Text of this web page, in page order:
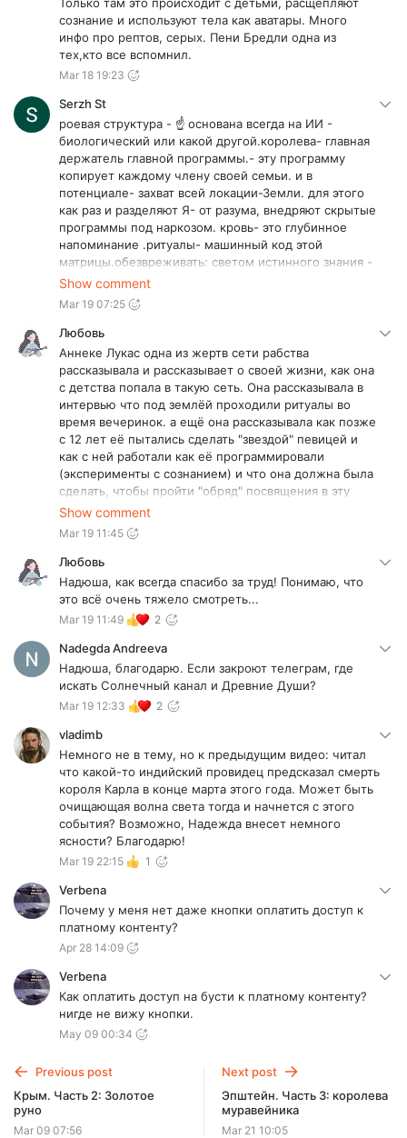
сознание и используют тела как аватары. Много
инфо про рептов, серых. Пени Бредли одна из
тех,кто все вспомнил.
Mar 18 19:23
Serzh St
роевая структура - ☝️ основана всегда на ИИ -
биологический или какой другой.королева- главная
держатель главной программы.- эту программу
копирует каждому члену своей семьи. и в
потенциале- захват всей локации-Земли. для этого
как раз и разделяют Я- от разума, внедряют скрытые
программы под наркозом. кровь- это глубинное
напоминание .ритуалы- машинный код этой
матрицы.обезвреживать: светом истинного знания -
всего этого и всех механизмов распространения, а
так же удалением программ из заражённых.
распространение знания среди людей, чтоб не
попадали в ловчие сети. па самую основную
прошивку, программу в виде носителя этой
структуры нужно так же найти у себя и удалить. так
как ее каждому человеку вселяли где-то очень
много времени назад
Show comment
Mar 19 07:25
Любовь
Аннеке Лукас одна из жертв сети рабства
рассказывала и рассказывает о своей жизни, как она
с детства попала в такую сеть. Она рассказывала в
интервью что под землёй проходили ритуалы во
время вечеринок. а ещё она рассказывала как позже
с 12 лет её пытались сделать "звездой" певицей и
как с ней работали как её программировали
(эксперименты с сознанием) и что она должна была
сделать, чтобы пройти "обряд" посвящения в эту
среду...очень тяжёлая и сложная информация. Но
она смогла выйти и жить дальше, сейчас она
работает с людьми которые также получили очень
травматичный опыт, пишет книги.
Show comment
Mar 19 11:45
Любовь
Надюша, как всегда спасибо за труд! Понимаю, что
это всё очень тяжело смотреть...
Mar 19 11:49 2
Nadegda Andreeva
Надюша, благодарю. Если закроют телеграм, где
искать Солнечный канал и Древние Души?
Mar 19 12:33 2
vladimb
Немного не в тему, но к предыдущим видео: читал
что какой-то индийский провидец предсказал смерть
короля Карла в конце марта этого года. Может быть
очищающая волна света тогда и начнется с этого
события? Возможно, Надежда внесет немного
ясности? Благодарю!
Mar 19 22:15 1
Verbena
Почему у меня нет даже кнопки оплатить доступ к
платному контенту?
Apr 28 14:09
Verbena
Как оплатить доступ на бусти к платному контенту?
нигде не вижу кнопки.
May 09 00:34
Previous post
Крым. Часть 2: Золотое
руно
Mar 09 07:56
Next post
Эпштейн. Часть 3: королева
муравейника
Mar 21 10:05